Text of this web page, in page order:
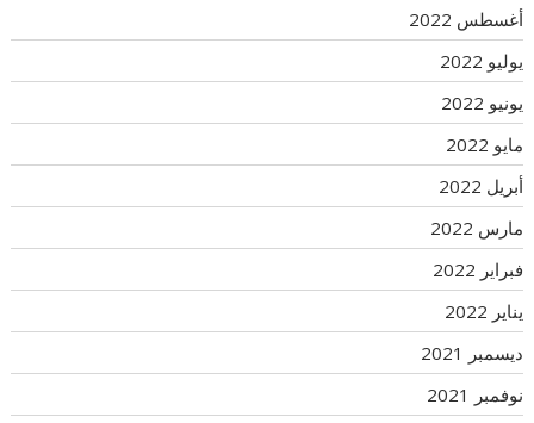
أغسطس 2022
يوليو 2022
يونيو 2022
مايو 2022
أبريل 2022
مارس 2022
فبراير 2022
يناير 2022
ديسمبر 2021
نوفمبر 2021